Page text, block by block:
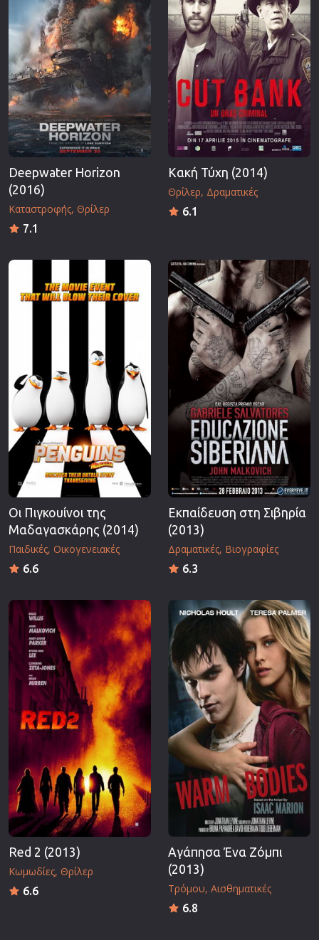
Deepwater Horizon
(2016)
Καταστροφής Θρίλερ
7.1
Κακή Τύχη (2014)
Θρίλερ Δραματικές
6.1
Οι Πιγκουίνοι της
Μαδαγασκάρης (2014)
Παιδικές Οικογενειακές
6.6
Εκπαίδευση στη Σιβηρία
(2013)
Δραματικές Βιογραφίες
6.3
Red 2 (2013)
Κωμωδίες Θρίλερ
6.6
Αγάπησα Ένα Ζόμπι
(2013)
Τρόμου Αισθηματικές
6.8